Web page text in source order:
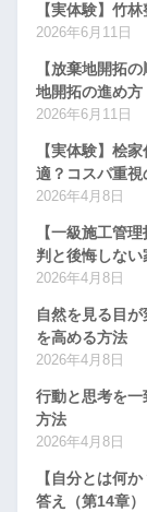
【実体験】竹
2026年6月11日
【放棄地開拓
地開拓の進め方
2026年6月11日
【実体験】桧
適？コスパ重視
2026年4月8日
【一級施工管
判と後悔しない
2026年4月8日
自然を見る目
を高める方法
2026年4月8日
行動と思考を
方法
2026年4月8日
【自分とは何
答え（第14章）